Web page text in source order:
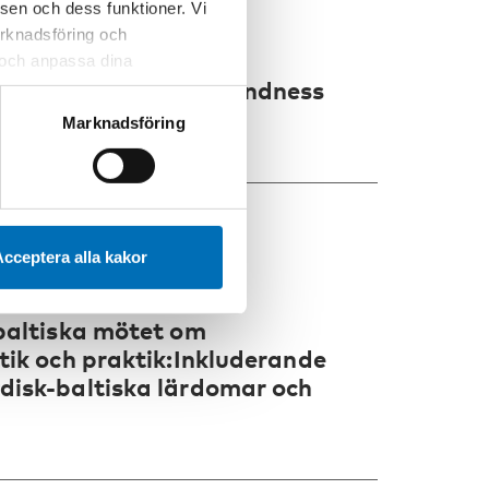
och dess funktioner. Vi
och
anpassa dina
och de tjänster
du alltid radera dem
Marknadsföring
alla kakor
on Deafblindness
mötet om
och praktik:Inkluderande
baltiska lärdomar och